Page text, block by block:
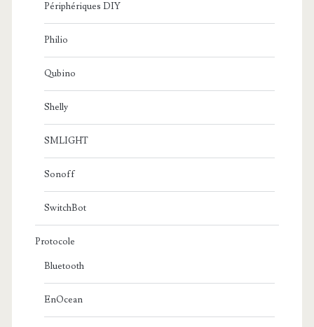
Périphériques DIY
Philio
Qubino
Shelly
SMLIGHT
Sonoff
SwitchBot
Protocole
Bluetooth
EnOcean